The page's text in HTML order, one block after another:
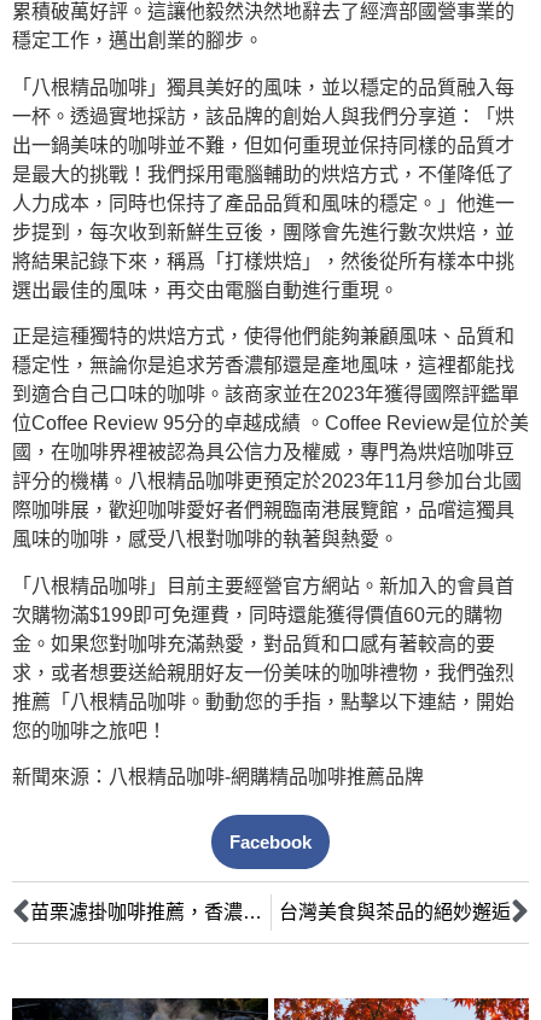
累積破萬好評。這讓他毅然決然地辭去了經濟部國營事業的
穩定工作，邁出創業的腳步。
「八根精品咖啡」獨具美好的風味，並以穩定的品質融入每
一杯。透過實地採訪，該品牌的創始人與我們分享道：「烘
出一鍋美味的咖啡並不難，但如何重現並保持同樣的品質才
是最大的挑戰！我們採用電腦輔助的烘焙方式，不僅降低了
人力成本，同時也保持了產品品質和風味的穩定。」他進一
步提到，每次收到新鮮生豆後，團隊會先進行數次烘焙，並
將結果記錄下來，稱爲「打樣烘焙」，然後從所有樣本中挑
選出最佳的風味，再交由電腦自動進行重現。
正是這種獨特的烘焙方式，使得他們能夠兼顧風味、品質和
穩定性，無論你是追求芳香濃郁還是產地風味，這裡都能找
到適合自己口味的咖啡。該商家並在2023年獲得國際評鑑單
位Coffee Review 95分的卓越成績 。Coffee Review是位於美
國，在咖啡界裡被認為具公信力及權威，專門為烘焙咖啡豆
評分的機構。八根精品咖啡更預定於2023年11月參加台北國
際咖啡展，歡迎咖啡愛好者們親臨南港展覽館，品嚐這獨具
風味的咖啡，感受八根對咖啡的執著與熱愛。
「八根精品咖啡」目前主要經營官方網站。新加入的會員首
次購物滿$199即可免運費，同時還能獲得價值60元的購物
金。如果您對咖啡充滿熱愛，對品質和口感有著較高的要
求，或者想要送給親朋好友一份美味的咖啡禮物，我們強烈
推薦「八根精品咖啡。動動您的手指，點擊以下連結，開始
您的咖啡之旅吧！
新聞來源：八根精品咖啡-網購精品咖啡推薦品牌
Facebook
苗栗濾掛咖啡推薦，香濃手沖咖啡縈繞心頭 台灣美食與茶品的絕妙邂逅